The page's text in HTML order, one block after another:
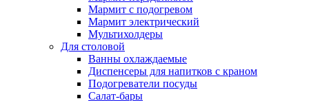
Мармит с подогревом
Мармит электрический
Мультихолдеры
Для столовой
Ванны охлаждаемые
Диспенсеры для напитков с краном
Подогреватели посуды
Салат-бары